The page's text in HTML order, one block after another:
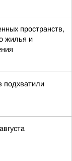
пространств,
жилья и
подхватили